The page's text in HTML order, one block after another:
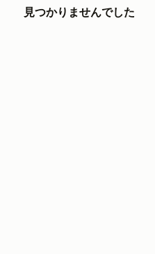
見つかりませんでした